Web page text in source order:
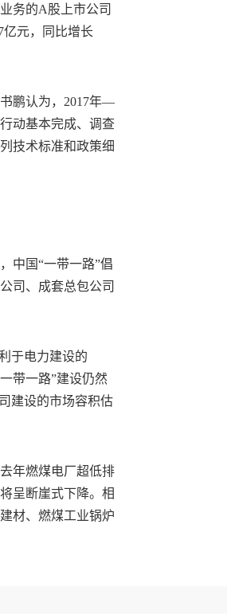
务的A股上市公司
亿元，同比增长
鹏认为，2017年—
动基本完成、调查
技术标准和政策细
中国“一带一路”倡
司、成套总包公司
于电力建设的
带一路”建设仍然
建设的市场容积估
年燃煤电厂超低排
呈断崖式下降。相
材、燃煤工业锅炉